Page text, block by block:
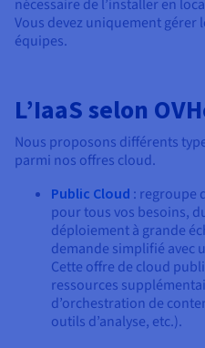
nécessaire de l’installer en
Vous devez uniquement gérer
équipes.
L’IaaS selon
Nous proposons différents
parmi nos offres cloud.
Public Cloud : regroupe
pour tous vos besoins,
déploiement à grande
demande simplifié avec
Cette offre de cloud
ressources
d’orchestration de
outils d’analyse, etc.).